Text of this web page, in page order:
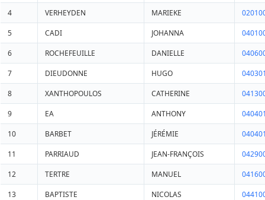
4
VERHEYDEN MARIEKE
5
CADI JOHANNA
6
ROCHEFEUILLE DANIELLE
7
DIEUDONNE HUGO
8
XANTHOPOULOS CATHERINE
9
EA ANTHONY
10
BARBET JÉRÉMIE
11
PARRIAUD JEAN-FRANÇOIS
12
TERTRE MANUEL
13
BAPTISTE NICOLAS